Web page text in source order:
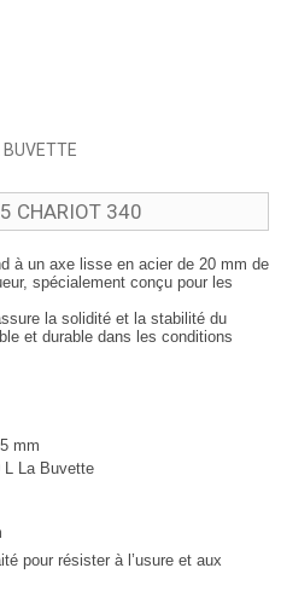
CHARIOT 340
à un axe lisse en acier de 20 mm de
spécialement conçu pour les
la solidité et la stabilité du
et durable dans les conditions
mm
L La Buvette
pour résister à l’usure et aux